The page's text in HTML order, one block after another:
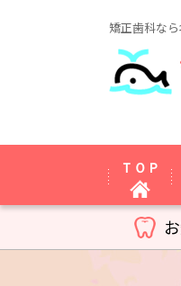
矯正歯科な
ＴＯＰ